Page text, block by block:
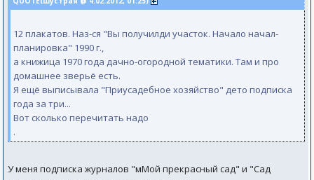
12 плакатов. Наз-ся "Вы получилди участок. Начало начал-
планировка" 1990 г.,
а книжица 1970 года дачно-огородной тематики. Там и про
домашнее зверьё есть.
Я ещё выписывала "Приусадебное хозяйство" дето подписка
года за три...
Вот сколько перечитать надо
.
У меня подписка журналов "мМой прекрасный сад" и "Сад